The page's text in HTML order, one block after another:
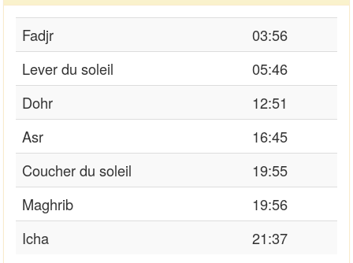
Fadjr
03:56
Lever du soleil
05:46
Dohr
12:51
Asr
16:45
Coucher du soleil
19:55
Maghrib
19:56
Icha
21:37